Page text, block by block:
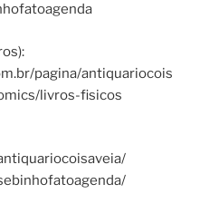
pagina/antiquariocois
livros-fisicos